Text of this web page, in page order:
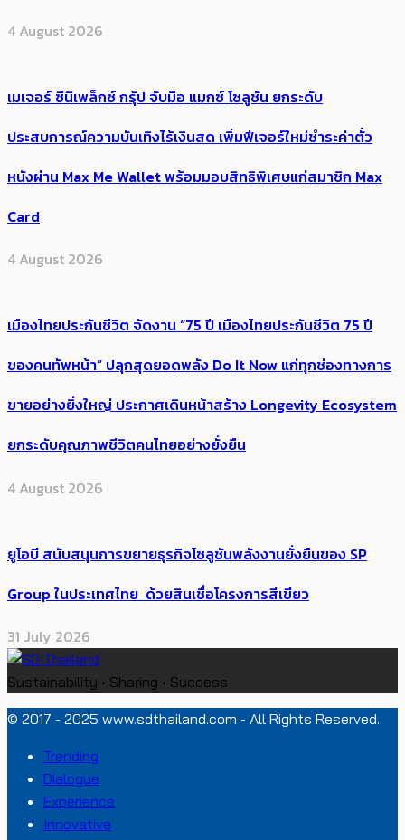
4 August 2026
เมเจอร์ ซีนีเพล็กซ์ กรุ้ป จับมือ แมกซ์ โซลูชัน ยกระดับ
ประสบการณ์ความบันเทิงไร้เงินสด เพิ่มฟีเจอร์ใหม่ชำระค่าตั๋ว
หนังผ่าน Max Me Wallet พร้อมมอบสิทธิพิเศษแก่สมาชิก Max
Card
4 August 2026
เมืองไทยประกันชีวิต จัดงาน “75 ปี เมืองไทยประกันชีวิต 75 ปี
ของคนทัพหน้า” ปลุกสุดยอดพลัง Do It Now แก่ทุกช่องทางการ
ขายอย่างยิ่งใหญ่ ประกาศเดินหน้าสร้าง Longevity Ecosystem
ยกระดับคุณภาพชีวิตคนไทยอย่างยั่งยืน
4 August 2026
ยูโอบี สนับสนุนการขยายธุรกิจโซลูชันพลังงานยั่งยืนของ SP
Group ในประเทศไทย ด้วยสินเชื่อโครงการสีเขียว
31 July 2026
Sustainability • Sharing • Success
© 2017 - 2025 www.sdthailand.com - All Rights Reserved.
Trending
Dialogue
Experience
Innovative